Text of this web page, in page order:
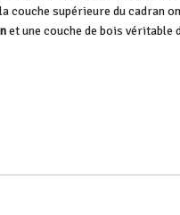
couche supérieure du cadran
et une couche de bois véritable